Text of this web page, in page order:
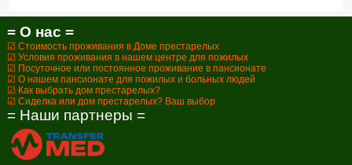
= О нас =
☑ Стоимость проживания в Доме престарелых
☑ Условия проживания в нашем центре для пожилых
☑ Посуточное или постоянное проживание в пансионате
☑ О нашем пансионате для пожилых и больных людей
☑ Как выбрать дом престарелых?
☑ Сиделка или дом престарелых? Ваш выбор
= Наши партнеры =